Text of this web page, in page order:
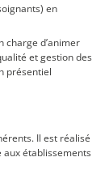
en
charge d’animer
et gestion des
présentiel
Il est réalisé
établissements